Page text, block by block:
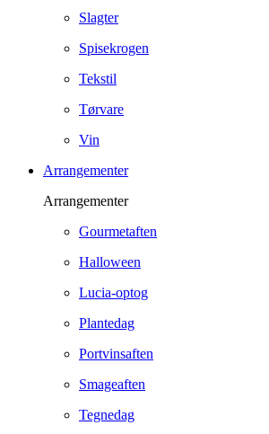
Slagter
Spisekrogen
Tekstil
Tørvare
Vin
Arrangementer
Arrangementer
Gourmetaften
Halloween
Lucia-optog
Plantedag
Portvinsaften
Smageaften
Tegnedag